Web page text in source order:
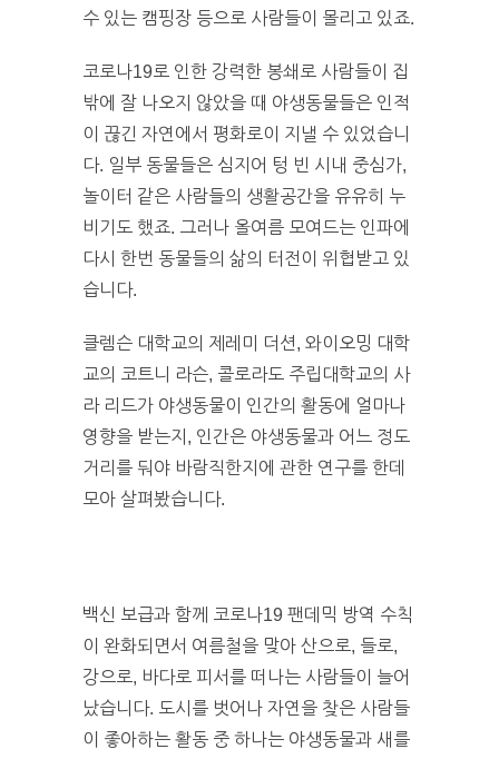
수 있는 캠핑장 등으로 사람들이 몰리고 있죠.
코로나19로 인한 강력한 봉쇄로 사람들이 집
밖에 잘 나오지 않았을 때 야생동물들은 인적
이 끊긴 자연에서 평화로이 지낼 수 있었습니
다. 일부 동물들은 심지어 텅 빈 시내 중심가,
놀이터 같은 사람들의 생활공간을 유유히 누
비기도 했죠. 그러나 올여름 모여드는 인파에
다시 한번 동물들의 삶의 터전이 위협받고 있
습니다.
클렘슨 대학교의 제레미 더션, 와이오밍 대학
교의 코트니 라슨, 콜로라도 주립대학교의 사
라 리드가 야생동물이 인간의 활동에 얼마나
영향을 받는지, 인간은 야생동물과 어느 정도
거리를 둬야 바람직한지에 관한 연구를 한데
모아 살펴봤습니다.
백신 보급과 함께 코로나19 팬데믹 방역 수칙
이 완화되면서 여름철을 맞아 산으로, 들로,
강으로, 바다로 피서를 떠나는 사람들이 늘어
났습니다. 도시를 벗어나 자연을 찾은 사람들
이 좋아하는 활동 중 하나는 야생동물과 새를